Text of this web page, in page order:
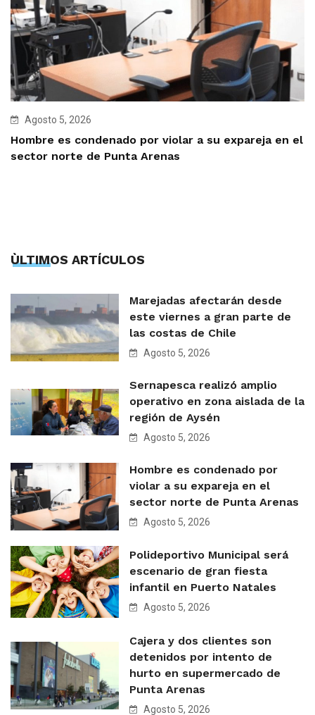
Agosto 5, 2026
Hombre es condenado por violar a su expareja en el
sector norte de Punta Arenas
ÙLTIMOS ARTÍCULOS
Marejadas afectarán desde
este viernes a gran parte de
las costas de Chile
Agosto 5, 2026
Sernapesca realizó amplio
operativo en zona aislada de la
región de Aysén
Agosto 5, 2026
Hombre es condenado por
violar a su expareja en el
sector norte de Punta Arenas
Agosto 5, 2026
Polideportivo Municipal será
escenario de gran fiesta
infantil en Puerto Natales
Agosto 5, 2026
Cajera y dos clientes son
detenidos por intento de
hurto en supermercado de
Punta Arenas
Agosto 5, 2026